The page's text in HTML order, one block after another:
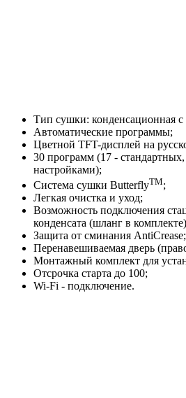
Тип сушки: конденсационная
Автоматические программы;
Цветной TFT-дисплей на
30 программ (17 -
настройками);
Система сушки ButterflyTM;
Легкая очистка и уход;
Возможность подключения
конденсата (шланг в
Защита от сминания AntiCrease;
Перенавешиваемая дверь
Монтажный комплект для
Отсрочка старта до 100;
Wi-Fi - подключение.